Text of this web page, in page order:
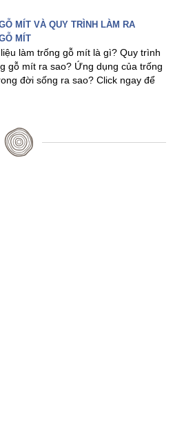
MÍT VÀ QUY TRÌNH LÀM RA
MÍT
làm trống gỗ mít là gì? Quy trình
gỗ mít ra sao? Ứng dụng của trống
đời sống ra sao? Click ngay để